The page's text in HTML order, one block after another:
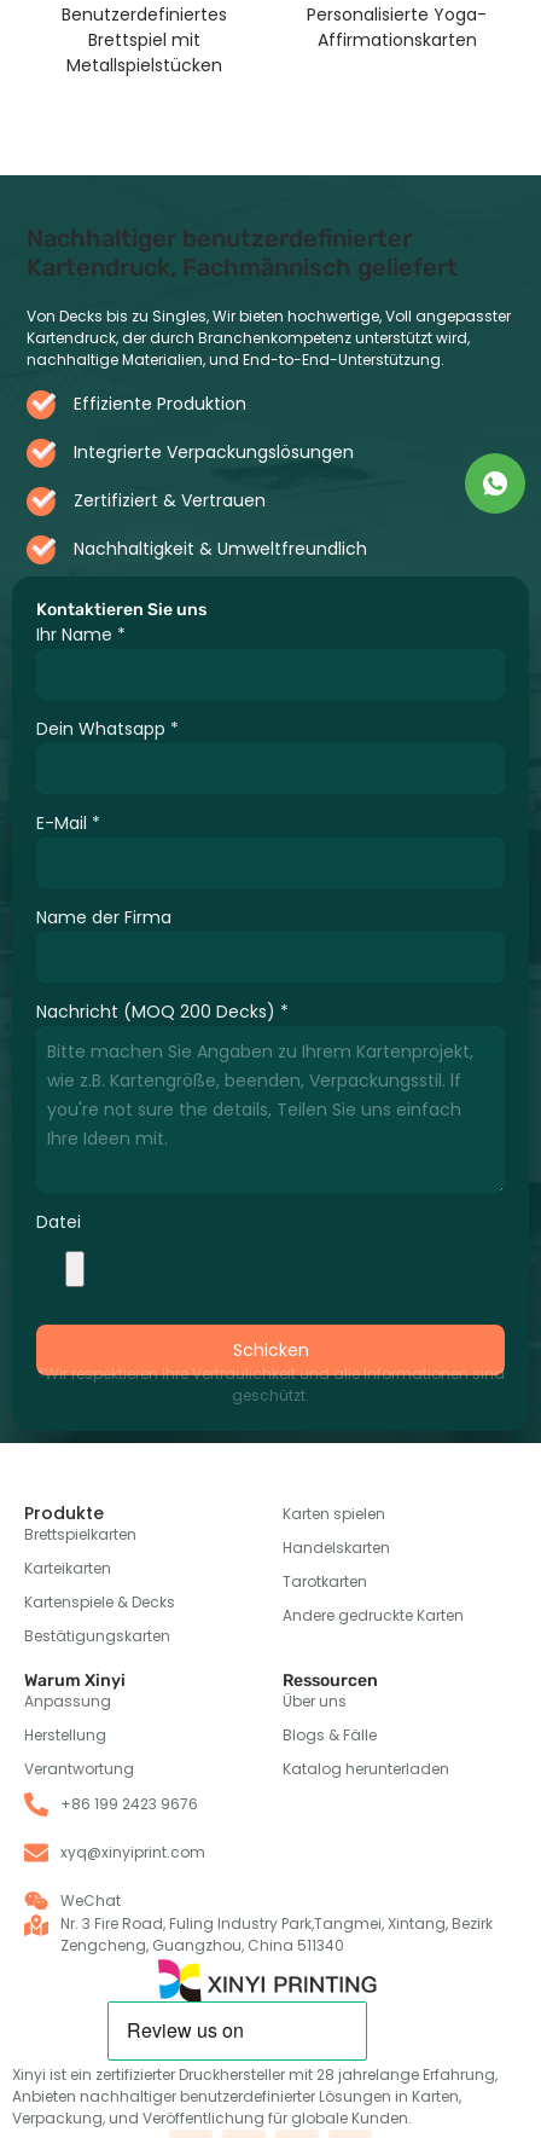
Benutzerdefiniertes
Brettspiel mit
Metallspielstücken
Personalisierte Yoga-
Affirmationskarten
Kontaktieren Sie uns
Ihr Name *
Dein Whatsapp *
E-Mail *
Name der Firma
Nachricht (MOQ 200 Decks) *
Datei
Schicken
*Wir respektieren Ihre Vertraulichkeit und alle Informationen sind
geschützt.
Nachhaltiger benutzerdefinierter
Kartendruck, Fachmännisch geliefert
Von Decks bis zu Singles, Wir bieten hochwertige, Voll angepasster
Kartendruck, der durch Branchenkompetenz unterstützt wird,
nachhaltige Materialien, und End-to-End-Unterstützung.
Effiziente Produktion
Integrierte Verpackungslösungen
Zertifiziert & Vertrauen
Nachhaltigkeit & Umweltfreundlich
Xinyi ist ein zertifizierter Druckhersteller mit 28 jahrelange Erfahrung,
Anbieten nachhaltiger benutzerdefinierter Lösungen in Karten,
Verpackung, und Veröffentlichung für globale Kunden.
Produkte
Brettspielkarten
Karteikarten
Kartenspiele & Decks
Bestätigungskarten
Karten spielen
Handelskarten
Tarotkarten
Andere gedruckte Karten
Warum Xinyi
Anpassung
Herstellung
Verantwortung
Ressourcen
Über uns
Blogs & Fälle
Katalog herunterladen
+86 199 2423 9676
xyq@xinyiprint.com
WeChat
Nr. 3 Fire Road, Fuling Industry Park,Tangmei, Xintang, Bezirk
Zengcheng, Guangzhou, China 511340